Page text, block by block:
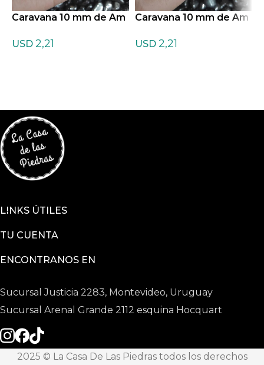
Caravana 10 mm de Am
USD 2,21
Caravana 10 mm de Am
USD 2,21
LINKS ÚTILES
TU CUENTA
ENCONTRANOS EN
Sucursal Justicia 2283, Montevideo, Uruguay
Sucursal Arenal Grande 2112 esquina Hocquart
2025 © La Casa De Las Piedras todos los derechos